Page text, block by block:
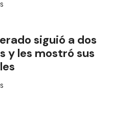
siguió a dos
y les mostró sus